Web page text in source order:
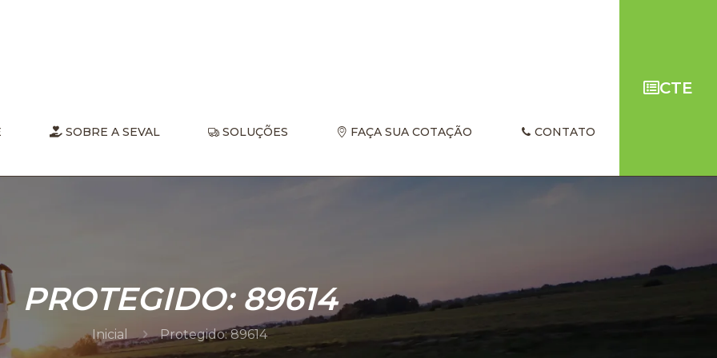
SOBRE A SEVAL SOLUÇÕES FAÇA SUA COTAÇÃO CONTATO
CTE
PROTEGIDO: 89614
Inicial Protegido: 89614